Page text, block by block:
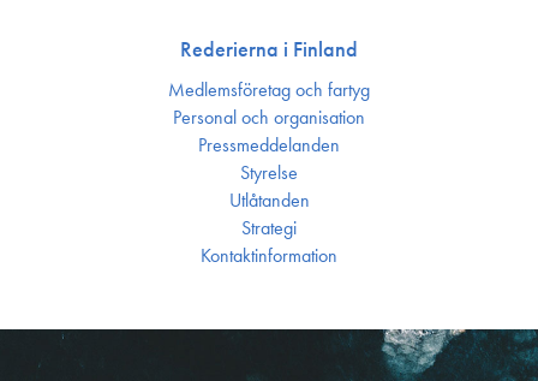
Rederierna i Finland
Medlemsföretag och fartyg
Personal och organisation
Press­meddelanden
Styrelse
Utlåtanden
Strategi
Kontakt­information